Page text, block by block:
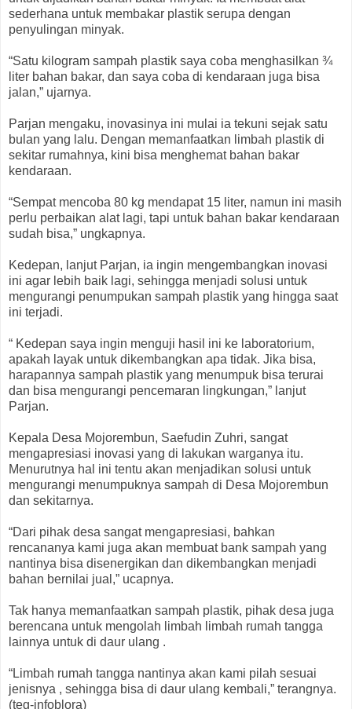
sederhana untuk membakar plastik serupa dengan
penyulingan minyak.
“Satu kilogram sampah plastik saya coba menghasilkan ¾
liter bahan bakar, dan saya coba di kendaraan juga bisa
jalan,” ujarnya.
Parjan mengaku, inovasinya ini mulai ia tekuni sejak satu
bulan yang lalu. Dengan memanfaatkan limbah plastik di
sekitar rumahnya, kini bisa menghemat bahan bakar
kendaraan.
“Sempat mencoba 80 kg mendapat 15 liter, namun ini masih
perlu perbaikan alat lagi, tapi untuk bahan bakar kendaraan
sudah bisa,” ungkapnya.
Kedepan, lanjut Parjan, ia ingin mengembangkan inovasi
ini agar lebih baik lagi, sehingga menjadi solusi untuk
mengurangi penumpukan sampah plastik yang hingga saat
ini terjadi.
“ Kedepan saya ingin menguji hasil ini ke laboratorium,
apakah layak untuk dikembangkan apa tidak. Jika bisa,
harapannya sampah plastik yang menumpuk bisa terurai
dan bisa mengurangi pencemaran lingkungan,” lanjut
Parjan.
Kepala Desa Mojorembun, Saefudin Zuhri, sangat
mengapresiasi inovasi yang di lakukan warganya itu.
Menurutnya hal ini tentu akan menjadikan solusi untuk
mengurangi menumpuknya sampah di Desa Mojorembun
dan sekitarnya.
“Dari pihak desa sangat mengapresiasi, bahkan
rencananya kami juga akan membuat bank sampah yang
nantinya bisa disenergikan dan dikembangkan menjadi
bahan bernilai jual,” ucapnya.
Tak hanya memanfaatkan sampah plastik, pihak desa juga
berencana untuk mengolah limbah limbah rumah tangga
lainnya untuk di daur ulang .
“Limbah rumah tangga nantinya akan kami pilah sesuai
jenisnya , sehingga bisa di daur ulang kembali,” terangnya.
(teg-infoblora)